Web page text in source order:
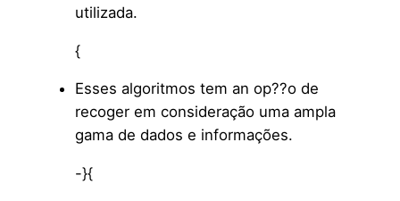
utilizada.
{
Esses algoritmos tem an op??o de
recoger em consideração uma ampla
gama de dados e informações.
-}{